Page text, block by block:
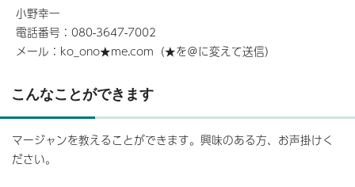
小野幸一
電話番号：080-3647-7002
メール：ko_ono★me.com（★を＠に変えて送信）
こんなことができます
マージャンを教えることができます。興味のある方、お声掛けく
ださい。